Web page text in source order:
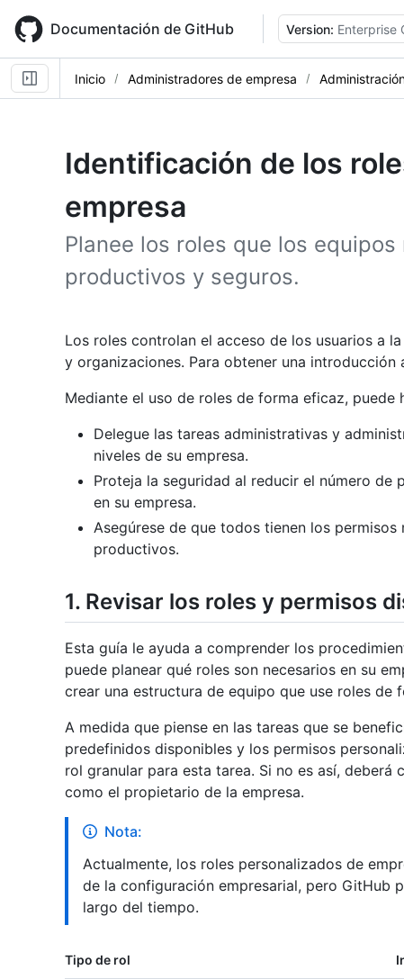
main
content
Documentación de GitHub Version: Enterprise
Inicio Administradores de empresa
Identificación de los
empresa
Planee los roles que los
productivos y seguros.
Los roles controlan el acceso de los usuarios a
y organizaciones. Para obtener una introducción
Mediante el uso de roles de forma eficaz, puede
Delegue las tareas administrativas y
niveles de su empresa.
Proteja la seguridad al reducir el número de
en su empresa.
Asegúrese de que todos tienen los
productivos.
1. Revisar los roles y permisos
Esta guía le ayuda a comprender los
puede planear qué roles son necesarios en su
crear una estructura de equipo que use roles de
A medida que piense en las tareas que se
predefinidos disponibles y los permisos
rol granular para esta tarea. Si no es así, deberá
como el propietario de la empresa.
Nota:
Actualmente, los roles personalizados de
de la configuración empresarial, pero GitHub
largo del tiempo.
Tipo de rol